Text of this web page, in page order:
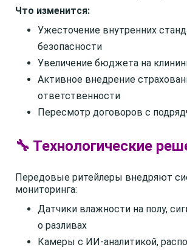
Что изменится:
Ужесточение внутренних
безопасности
Увеличение бюджета на
Активное внедрение
ответственности
Пересмотр договоров с
🔧 Технологические
Передовые ритейлеры внедряют
мониторинга:
Датчики влажности на полу,
о разливах
Камеры с ИИ-аналитикой,